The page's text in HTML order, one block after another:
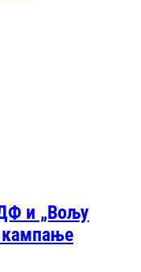
и „Вољу
кампање